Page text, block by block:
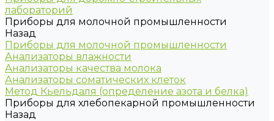
лабораторий
Приборы для молочной промышленности
Назад
Приборы для молочной промышленности
Анализаторы влажности
Анализаторы качества молока
Анализаторы соматических клеток
Метод Кьельдаля (определение азота и белка)
Приборы для хлебопекарной промышленности
Назад